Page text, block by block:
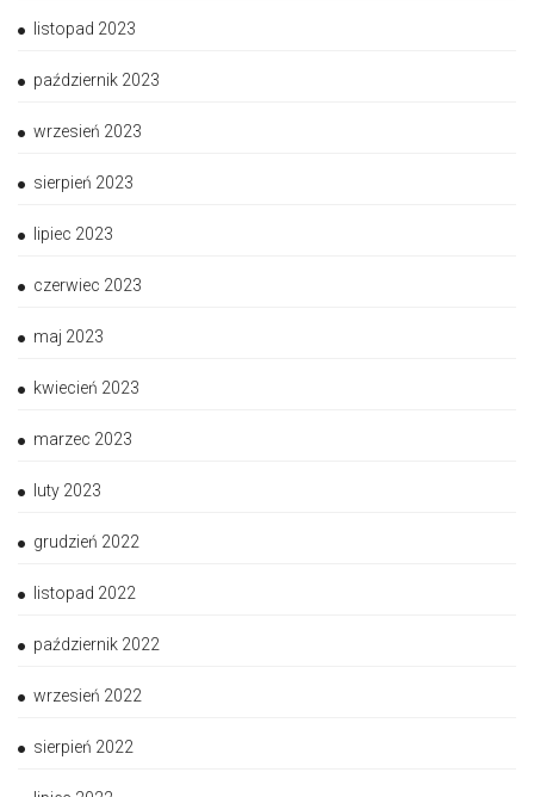
listopad 2023
październik 2023
wrzesień 2023
sierpień 2023
lipiec 2023
czerwiec 2023
maj 2023
kwiecień 2023
marzec 2023
luty 2023
grudzień 2022
listopad 2022
październik 2022
wrzesień 2022
sierpień 2022